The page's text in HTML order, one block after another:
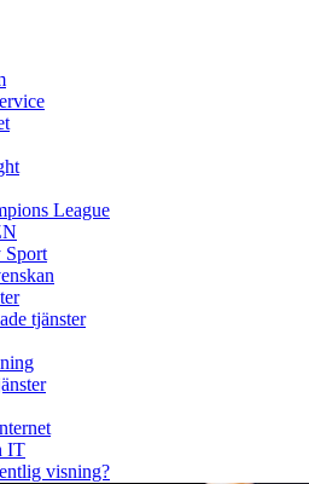
League
Sport
tjänster
IT
visning?